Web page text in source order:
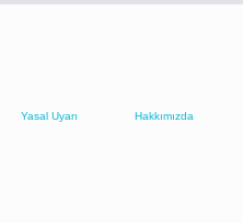
Yasal Uyarı Hakkımızda